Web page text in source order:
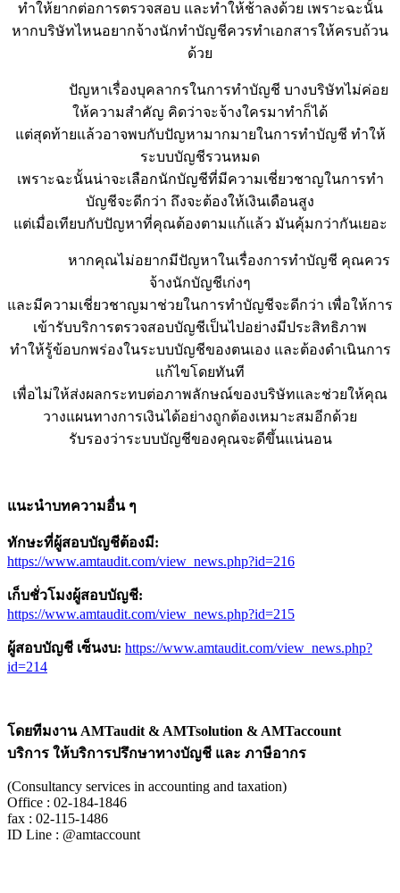
ทำให้ยากต่อการตรวจสอบ และทำให้ช้าลงด้วย เพราะฉะนั้น
หากบริษัทไหนอยากจ้างนักทำบัญชีควรทำเอกสารให้ครบถ้วน
ด้วย
ปัญหาเรื่องบุคลากรในการทำบัญชี บางบริษัทไม่ค่อย
ให้ความสำคัญ คิดว่าจะจ้างใครมาทำก็ได้
แต่สุดท้ายแล้วอาจพบกับปัญหามากมายในการทำบัญชี ทำให้
ระบบบัญชีรวนหมด
เพราะฉะนั้นน่าจะเลือกนักบัญชีที่มีความเชี่ยวชาญในการทำ
บัญชีจะดีกว่า ถึงจะต้องให้เงินเดือนสูง
แต่เมื่อเทียบกับปัญหาที่คุณต้องตามแก้แล้ว มันคุ้มกว่ากันเยอะ
หากคุณไม่อยากมีปัญหาในเรื่องการทำบัญชี คุณควร
จ้างนักบัญชีเก่งๆ
และมีความเชี่ยวชาญมาช่วยในการทำบัญชีจะดีกว่า เพื่อให้การ
เข้ารับบริการตรวจสอบบัญชีเป็นไปอย่างมีประสิทธิภาพ
ทำให้รู้ข้อบกพร่องในระบบบัญชีของตนเอง และต้องดำเนินการ
แก้ไขโดยทันที
เพื่อไม่ให้ส่งผลกระทบต่อภาพลักษณ์ของบริษัทและช่วยให้คุณ
วางแผนทางการเงินได้อย่างถูกต้องเหมาะสมอีกด้วย
รับรองว่าระบบบัญชีของคุณจะดีขึ้นแน่นอน
แนะนำบทความอื่น ๆ
ทักษะที่ผู้สอบบัญชีต้องมี:
https://www.amtaudit.com/view_news.php?id=216
เก็บชั่วโมงผู้สอบบัญชี:
https://www.amtaudit.com/view_news.php?id=215
ผู้สอบบัญชี เซ็นงบ: https://www.amtaudit.com/view_news.php?
id=214
โดยทีมงานAMTaudit & AMTsolution & AMTaccount
บริการ ให้บริการปรึกษาทางบัญชี และ ภาษีอากร
(Consultancy services in accounting and taxation)
Office : 02-184-1846
fax : 02-115-1486
ID Line : @amtaccount